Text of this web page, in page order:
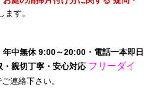
ます。
年中無休 9:00～20:00・電話一本即日
親切丁寧・安心対応 フリーダイ
ご連絡下さい。